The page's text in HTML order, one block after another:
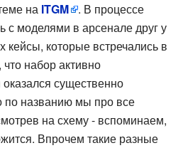
на ITGM
. В процессе
с моделями в арсенале друг у
кейсы, которые встречались в
что набор активно
существенно
по названию мы про все
на схему - вспоминаем,
Впрочем такие разные